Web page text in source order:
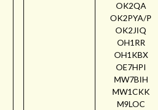
OK2QA
OK2PYA/P
OK2JIQ
OH1RR
OH1KBX
OE7HPI
MW7BIH
MW1CKK
M9LOC